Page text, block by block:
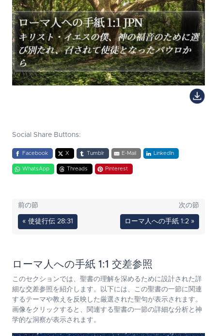
Social Share Buttons:
Facebook X Tumblr E-Mail LinkedIn
WhatsApp Threads Pinterest
前の節
« 使徒行伝 28:31
次の節
ローマ人への手紙 1:2 »
ローマ人への手紙 1:1 交差参照
このセクションでは、聖書の理解を深めるために設計された詳
細な交差参照を紹介します。以下には、この聖書の一節に関連
するテーマや教えを反映した厳選された聖句が表示されます。
画像をクリックすると、関連する聖書の一節の詳細な分析と神
学的な洞察が表示されます。